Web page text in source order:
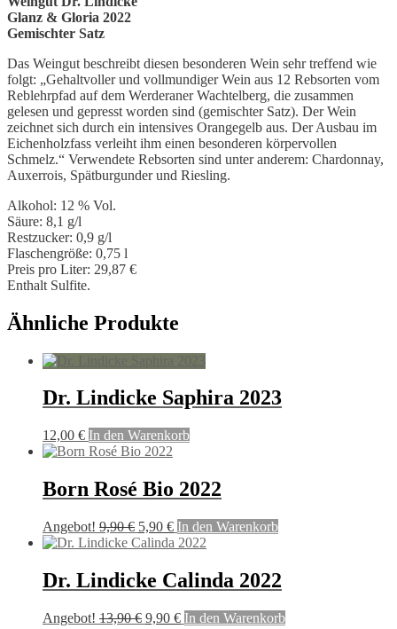
Glanz & Gloria 2022
Gemischter Satz
Das Weingut beschreibt diesen besonderen Wein sehr treffend wie
folgt: „Gehaltvoller und vollmundiger Wein aus 12 Rebsorten vom
Reblehrpfad auf dem Werderaner Wachtelberg, die zusammen
gelesen und gepresst worden sind (gemischter Satz). Der Wein
zeichnet sich durch ein intensives Orangegelb aus. Der Ausbau im
Eichenholzfass verleiht ihm einen besonderen körpervollen
Schmelz.“ Verwendete Rebsorten sind unter anderem: Chardonnay,
Auxerrois, Spätburgunder und Riesling.
Alkohol: 12 % Vol.
Säure: 8,1 g/l
Restzucker: 0,9 g/l
Flaschengröße: 0,75 l
Preis pro Liter: 29,87 €
Enthalt Sulfite.
Ähnliche Produkte
Dr. Lindicke Saphira 2023
12,00 € In den Warenkorb
Born Rosé Bio 2022
Angebot! 9,90€ Ursprünglicher
Preis
9,90 €
5,90 €Aktueller
Preis
5,90 €.
In den Warenkorb
Dr. Lindicke Calinda 2022
Angebot! 13,90€ Ursprünglicher
9,90 €Aktueller
In den Warenkorb